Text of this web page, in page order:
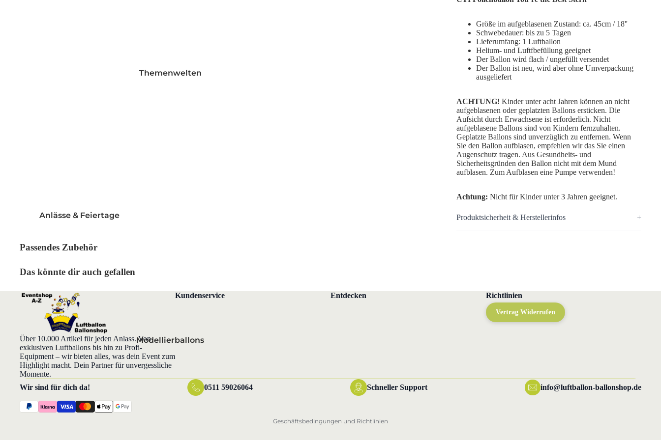
Taper
Themenwelten
Anlässe & Feiertage
Hochzeit
Karneval
kirchliche Feste
Muttertag
Ostern
Silvester
Valentinstag
Grüße, Emotionen &
Lebensereignisse
Baby und Geburt
Modellierballons
Größe im aufgeblasenen Zustand: ca. 45cm / 18''
Schwebedauer: bis zu 5 Tagen
Lieferumfang: 1 Luftballon
Helium- und Luftfbefüllung geeignet
Der Ballon wird flach / ungefüllt versendet
Der Ballon ist neu, wird aber ohne Umverpackung
ausgeliefert
ACHTUNG! Kinder unter acht Jahren können an nicht
aufgeblasenen oder geplatzten Ballons ersticken. Die
Aufsicht durch Erwachsene ist erforderlich. Nicht
aufgeblasene Ballons sind von Kindern fernzuhalten.
Geplatzte Ballons sind unverzüglich zu entfernen. Wenn
Sie den Ballon aufblasen, empfehlen wir das Sie einen
Augenschutz tragen. Aus Gesundheits- und
Sicherheitsgründen den Ballon nicht mit dem Mund
aufblasen. Zum Aufblasen eine Pumpe verwenden!
Achtung: Nicht für Kinder unter 3 Jahren geeignet.
Produktsicherheit & Herstellerinfos
Passendes Zubehör
Das könnte dir auch gefallen
Über 10.000 Artikel für jeden Anlass. Von
exklusiven Luftballons bis hin zu Profi-
Equipment – wir bieten alles, was dein Event zum
Highlight macht. Dein Partner für unvergessliche
Momente.
Kundenservice Entdecken Richtlinien
Vertrag Widerrufen
Wir sind für dich da! 0511 59026064 Schneller Support info@luftballon-ballonshop.de
Geschäftsbedingungen und Richtlinien